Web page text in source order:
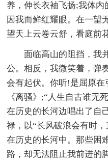
养，伸长衣袖飞扬;我体
因我而鲜红耀眼。在一望
望天上云卷云舒，看庭前
面临高山的阻挡，我
公。相反，我微笑着，弹
会有起伏。你听!是屈原
《离骚》;“人生自古谁无
在历史的长河边唱出了自
禄，以“长风破浪会有时
在历史的长河中。那些困
路，却无法阻止我前进的